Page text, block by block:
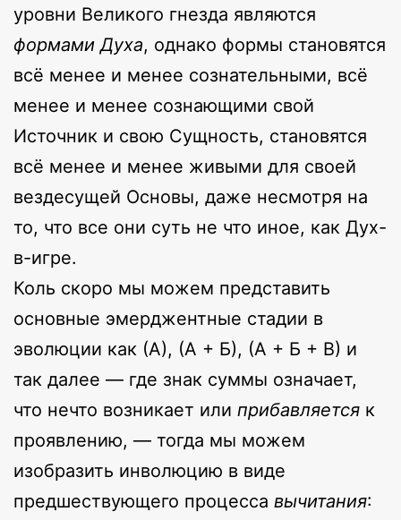
уровни Великого гнезда являются
формами Духа, однако формы становятся
всё менее и менее сознательными, всё
менее и менее сознающими свой
Источник и свою Сущность, становятся
всё менее и менее живыми для своей
вездесущей Основы, даже несмотря на
то, что все они суть не что иное, как Дух-
в-игре.
Коль скоро мы можем представить
основные эмерджентные стадии в
эволюции как (А), (А + Б), (А + Б + В) и
так далее — где знак суммы означает,
что нечто возникает или прибавляется к
проявлению, — тогда мы можем
изобразить инволюцию в виде
предшествующего процесса вычитания: